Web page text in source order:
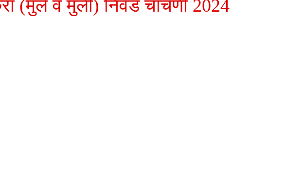
(मुले व मुली) निवड चाचणी 2024